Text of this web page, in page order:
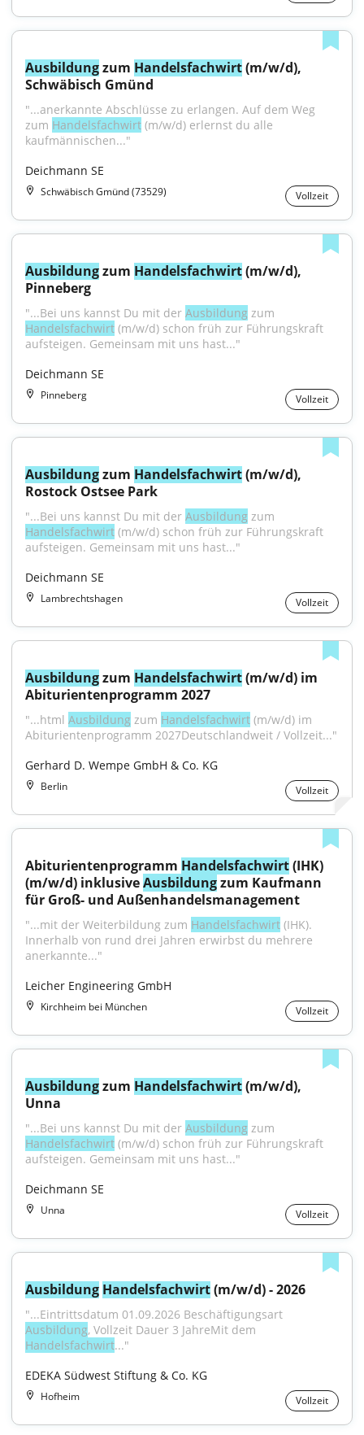
Ausbildung zum Handelsfachwirt (m/w/d),
Schwäbisch Gmünd
"...anerkannte Abschlüsse zu erlangen. Auf dem Weg
zum Handelsfachwirt (m/w/d) erlernst du alle
kaufmännischen..."
Deichmann SE
Schwäbisch Gmünd (73529) Vollzeit
Ausbildung zum Handelsfachwirt (m/w/d),
Pinneberg
"...Bei uns kannst Du mit der Ausbildung
Handelsfachwirt (m/w/d) schon früh zur Führungskraft
aufsteigen. Gemeinsam mit uns hast..."
Deichmann SE
Pinneberg Vollzeit
Ausbildung zum Handelsfachwirt (m/w/d),
Rostock Ostsee Park
"...Bei uns kannst Du mit der Ausbildung
Handelsfachwirt (m/w/d) schon früh zur Führungskraft
aufsteigen. Gemeinsam mit uns hast..."
Deichmann SE
Lambrechtshagen Vollzeit
Ausbildung zum Handelsfachwirt (m/w/d) im
Abiturientenprogramm 2027
"...html Ausbildung zum Handelsfachwirt (m/w/d) im
Abiturientenprogramm 2027Deutschlandweit / Vollzeit..."
Gerhard D. Wempe GmbH & Co. KG
Berlin Vollzeit
Abiturientenprogramm Handelsfachwirt (IHK)
(m/w/d) inklusive Ausbildung zum Kaufmann
für Groß- und Außenhandelsmanagement
"...mit der Weiterbildung zum Handelsfachwirt (IHK).
Innerhalb von rund drei Jahren erwirbst du mehrere
anerkannte..."
Leicher Engineering GmbH
Kirchheim bei München Vollzeit
Ausbildung zum Handelsfachwirt (m/w/d),
Unna
"...Bei uns kannst Du mit der Ausbildung
Handelsfachwirt (m/w/d) schon früh zur Führungskraft
aufsteigen. Gemeinsam mit uns hast..."
Deichmann SE
Unna Vollzeit
Ausbildung Handelsfachwirt (m/w/d) - 2026
Ausbildung
Handelsfachwirt..."
EDEKA Südwest Stiftung & Co. KG
Hofheim Vollzeit